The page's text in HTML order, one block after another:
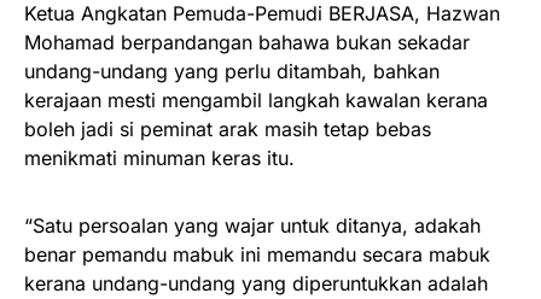
Ketua Angkatan Pemuda-Pemudi BERJASA, Hazwan
Mohamad berpandangan bahawa bukan sekadar
undang-undang yang perlu ditambah, bahkan
kerajaan mesti mengambil langkah kawalan kerana
boleh jadi si peminat arak masih tetap bebas
menikmati minuman keras itu.
“Satu persoalan yang wajar untuk ditanya, adakah
benar pemandu mabuk ini memandu secara mabuk
kerana undang-undang yang diperuntukkan adalah